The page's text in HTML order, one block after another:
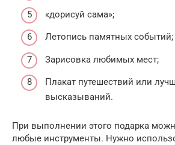
«дорисуй сама»;
Летопись памятных событий;
Зарисовка любимых мест;
Плакат путешествий или
высказываний.
При выполнении этого подарка
любые инструменты. Нужно